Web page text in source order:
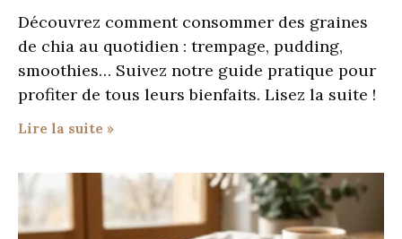
Découvrez comment consommer des graines
de chia au quotidien : trempage, pudding,
smoothies… Suivez notre guide pratique pour
profiter de tous leurs bienfaits. Lisez la suite !
Lire la suite »